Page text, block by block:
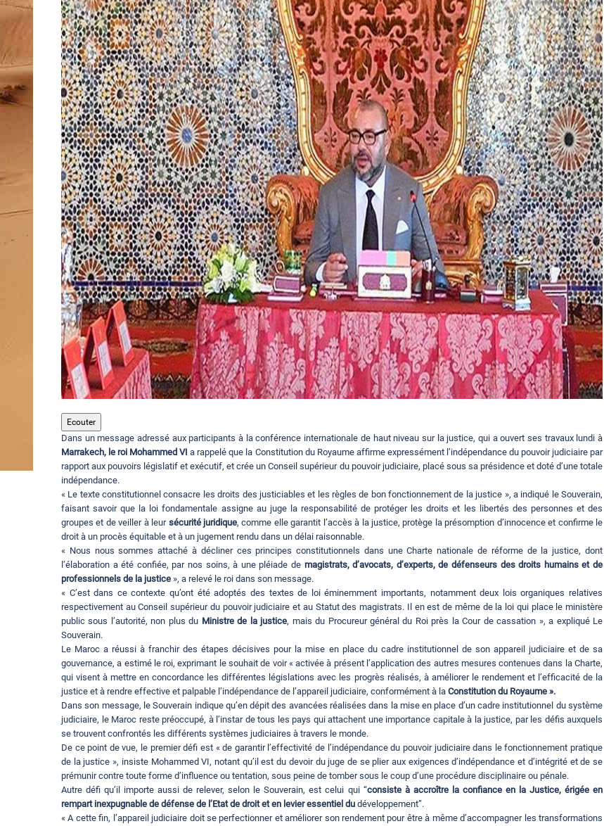
Ecouter
Dans un message adressé aux participants à la conférence internationale de haut niveau sur la justice, qui a ouvert ses travaux lundi à
Marrakech, le roi Mohammed VI a rappelé que la Constitution du Royaume affirme expressément l’indépendance du pouvoir judiciaire par
rapport aux pouvoirs législatif et exécutif, et crée un Conseil supérieur du pouvoir judiciaire, placé sous sa présidence et doté d’une totale
indépendance.
« Le texte constitutionnel consacre les droits des justiciables et les règles de bon fonctionnement de la justice », a indiqué le Souverain,
faisant savoir que la loi fondamentale assigne au juge la responsabilité de protéger les droits et les libertés des personnes et des
groupes et de veiller à leur sécurité juridique, comme elle garantit l’accès à la justice, protège la présomption d’innocence et confirme le
droit à un procès équitable et à un jugement rendu dans un délai raisonnable.
« Nous nous sommes attaché à décliner ces principes constitutionnels dans une Charte nationale de réforme de la justice, dont
l’élaboration a été confiée, par nos soins, à une pléiade de magistrats, d’avocats, d’experts, de défenseurs des droits humains et de
professionnels de la justice », a relevé le roi dans son message.
« C’est dans ce contexte qu’ont été adoptés des textes de loi éminemment importants, notamment deux lois organiques relatives
respectivement au Conseil supérieur du pouvoir judiciaire et au Statut des magistrats. Il en est de même de la loi qui place le ministère
public sous l’autorité, non plus du Ministre de la justice, mais du Procureur général du Roi près la Cour de cassation », a expliqué Le
Souverain.
Le Maroc a réussi à franchir des étapes décisives pour la mise en place du cadre institutionnel de son appareil judiciaire et de sa
gouvernance, a estimé le roi, exprimant le souhait de voir « activée à présent l’application des autres mesures contenues dans la Charte,
qui visent à mettre en concordance les différentes législations avec les progrès réalisés, à améliorer le rendement et l’efficacité de la
justice et à rendre effective et palpable l’indépendance de l’appareil judiciaire, conformément à la Constitution du Royaume ».
Dans son message, le Souverain indique qu’en dépit des avancées réalisées dans la mise en place d’un cadre institutionnel du système
judiciaire, le Maroc reste préoccupé, à l’instar de tous les pays qui attachent une importance capitale à la justice, par les défis auxquels
se trouvent confrontés les différents systèmes judiciaires à travers le monde.
De ce point de vue, le premier défi est « de garantir l’effectivité de l’indépendance du pouvoir judiciaire dans le fonctionnement pratique
de la justice », insiste Mohammed VI, notant qu’il est du devoir du juge de se plier aux exigences d’indépendance et d’intégrité et de se
prémunir contre toute forme d’influence ou tentation, sous peine de tomber sous le coup d’une procédure disciplinaire ou pénale.
Autre défi qu’il importe aussi de relever, selon le Souverain, est celui qui “consiste à accroître la confiance en la Justice, érigée en
rempart inexpugnable de défense de l’Etat de droit et en levier essentiel du développement”.
« A cette fin, l’appareil judiciaire doit se perfectionner et améliorer son rendement pour être à même d’accompagner les transformations